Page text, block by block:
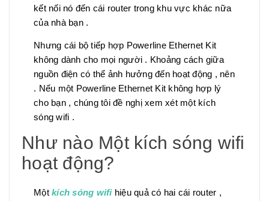
kết nối nó đến cái router trong khu vực khác nữa
của nhà bạn .
Nhưng cái bộ tiếp hợp Powerline Ethernet Kit
không dành cho mọi người . Khoảng cách giữa
nguồn điện có thể ảnh hưởng đến hoạt động , nên
. Nếu một Powerline Ethernet Kit không hợp lý
cho bạn , chúng tôi đề nghị xem xét một kích
sóng wifi .
Như nào Một kích sóng wifi
hoạt động?
Một kích sóng wifi hiệu quả có hai cái router ,